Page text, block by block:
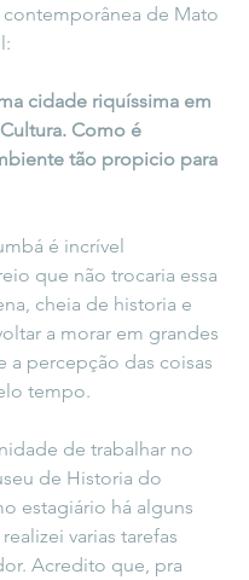
de Mato
cidade riquíssima em
Como é
tão propicio para
é incrível
que não trocaria essa
cheia de historia e
a morar em grandes
a percepção das coisas
tempo.
de trabalhar no
de Historia do
estagiário há alguns
varias tarefas
Acredito que, pra